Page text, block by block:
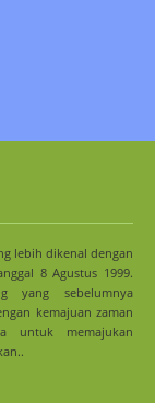
lebih dikenal dengan
8 Agustus 1999.
yang sebelumnya
kemajuan zaman
untuk memajukan